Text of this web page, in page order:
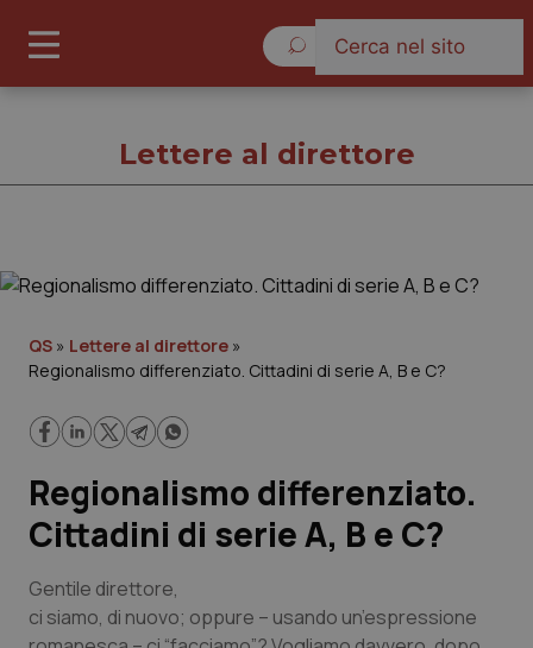
Cronache
Lavoro e Professioni
Scienza e Farmaci
Lettere al direttore
QS » Lettere al direttore »
Regionalismo differenziato. Cittadini di serie A, B e C?
Regionalismo differenziato.
Cittadini di serie A, B e C?
Gentile direttore,
ci siamo, di nuovo; oppure – usando un’espressione